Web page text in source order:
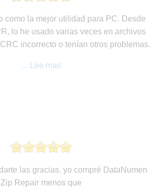
como la mejor utilidad para PC. Desde
lo he usado varias veces en archivos
incorrecto o tenían otros problemas.
... Lee mas
las gracias. yo compré DataNumen
Zip Repair menos que